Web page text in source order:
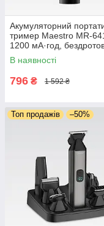
Акумуляторний
тример Maestro MR-
1200 мА·год,
тример, для стриження
волосся вусів бороди
В наявності
796 ₴ 1 592 ₴
Топ продажів –50%